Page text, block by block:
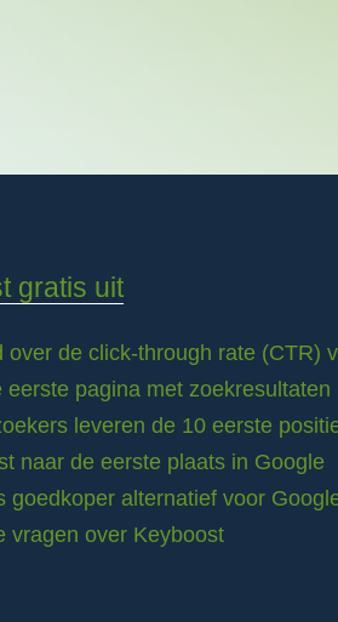
gratis uit
over de click-through rate (CTR)
eerste pagina met zoekresultaten
leveren de 10 eerste
naar de eerste plaats in Google
goedkoper alternatief voor
vragen over Keyboost